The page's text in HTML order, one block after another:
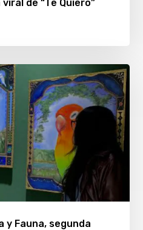
de “Te Quiero”
y Fauna, segunda